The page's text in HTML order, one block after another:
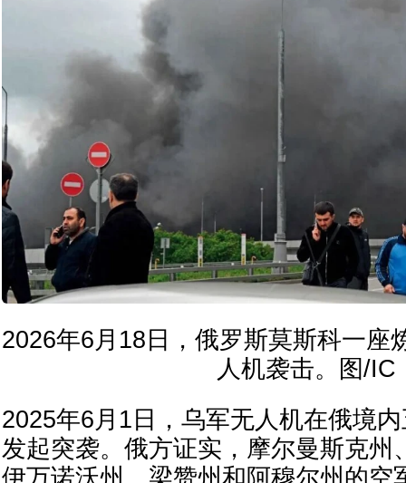
2026年6月18日，俄罗斯莫斯科一座
人机袭击。图/IC
2025年6月1日，乌军无人机在俄境
发起突袭。俄方证实，摩尔曼斯克州
伊万诺沃州、梁赞州和阿穆尔州的空